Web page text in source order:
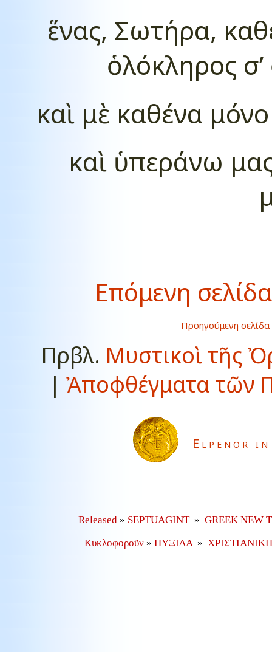
ἕνας, Σωτήρα,
ὁλόκληρος
καὶ μὲ καθένα
καὶ ὑπεράνω
Επόμενη
Προηγούμενη σελίδα
Πρβλ. Μυστικοὶ τῆς
| Ἀποφθέγματα τῶν
Elpenor